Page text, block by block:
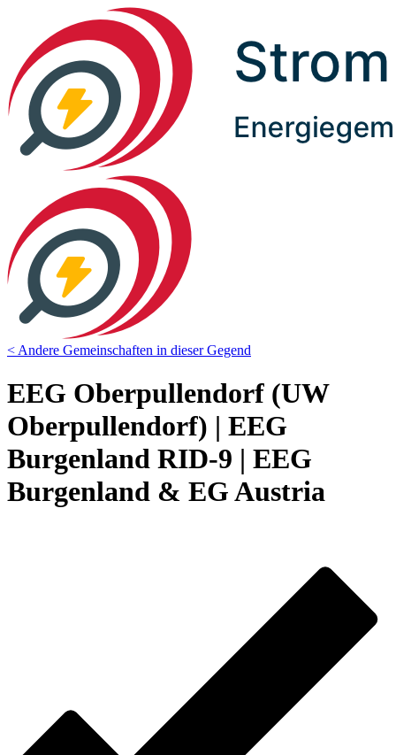
< Andere Gemeinschaften in dieser Gegend
EEG Oberpullendorf (UW
Oberpullendorf) | EEG
Burgenland RID-9 | EEG
Burgenland & EG Austria